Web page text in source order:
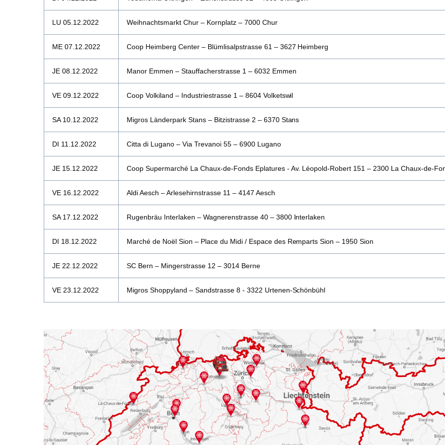
LU 05.12.2022 Weihnachtsmarkt Chur – Kornplatz – 7000 Chur
ME 07.12.2022 Coop Heimberg Center – Blümlisalpstrasse 61 – 3627 Heimberg
JE 08.12.2022 Manor Emmen – Stauffacherstrasse 1 – 6032 Emmen
VE 09.12.2022 Coop Volkiland – Industriestrasse 1 – 8604 Volketswil
SA 10.12.2022 Migros Länderpark Stans – Bitzistrasse 2 – 6370 Stans
DI 11.12.2022 Citta di Lugano – Via Trevanoi 55 – 6900 Lugano
JE 15.12.2022 Coop Supermarché La Chaux-de-Fonds Eplatures - Av. Léopold-Robert 151 – 2300 La Chaux-de-
VE 16.12.2022 Aldi Aesch – Arlesehirnstrasse 11 – 4147 Aesch
SA 17.12.2022 Rugenbräu Interlaken – Wagnerenstrasse 40 – 3800 Interlaken
DI 18.12.2022 Marché de Noël Sion – Place du Midi / Espace des Remparts Sion – 1950 Sion
JE 22.12.2022 SC Bern – Mingerstrasse 12 – 3014 Berne
VE 23.12.2022 Migros Shoppyland – Sandstrasse 8 - 3322 Urtenen-Schönbühl